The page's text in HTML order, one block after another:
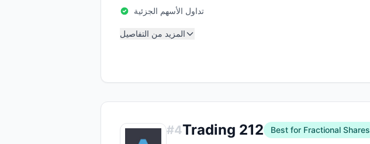
تداول الأسهم الجزئية
المزيد من التفاصيل
#4Trading 212
Best for Fractional Shares